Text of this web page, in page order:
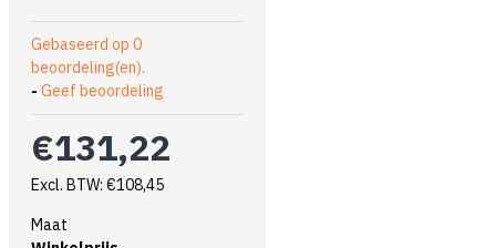
Gebaseerd op 0
beoordeling(en).
- Geef beoordeling
€131,22
Excl. BTW: €108,45
Maat